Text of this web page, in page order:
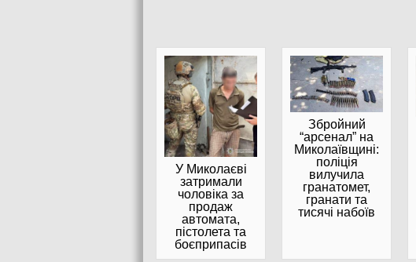
У Миколаєві
затримали
чоловіка за
продаж
автомата,
пістолета та
боєприпасів
Збройний
“арсенал” на
Миколаївщині:
поліція
вилучила
гранатомет,
гранати та
тисячі набоїв